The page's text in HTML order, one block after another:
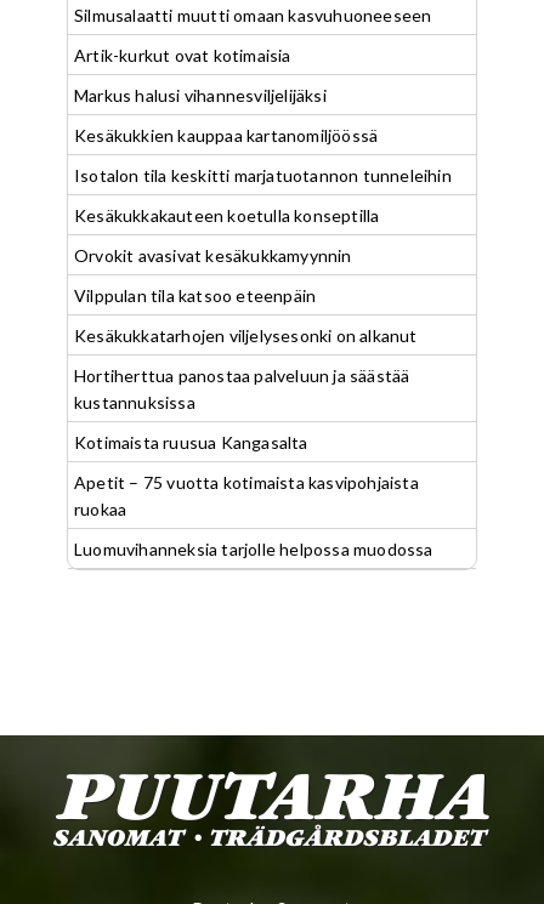
Silmusalaatti muutti omaan kasvuhuoneeseen
Artik-kurkut ovat kotimaisia
Markus halusi vihannesviljelijäksi
Kesäkukkien kauppaa kartanomiljöössä
Isotalon tila keskitti marjatuotannon tunneleihin
Kesäkukkakauteen koetulla konseptilla
Orvokit avasivat kesäkukkamyynnin
Vilppulan tila katsoo eteenpäin
Kesäkukkatarhojen viljelysesonki on alkanut
Hortiherttua panostaa palveluun ja säästää
kustannuksissa
Kotimaista ruusua Kangasalta
Apetit – 75 vuotta kotimaista kasvipohjaista
ruokaa
Luomuvihanneksia tarjolle helpossa muodossa